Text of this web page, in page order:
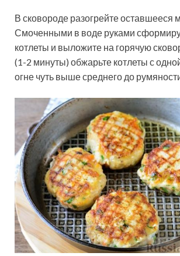
В сковороде разогрейте оставшееся
Смоченными в воде руками
котлеты и выложите на горячую
(1-2 минуты) обжарьте котлеты с
огне чуть выше среднего до